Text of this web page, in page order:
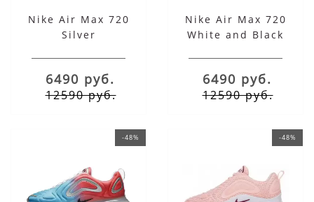
Nike Air Max 720
Silver
6490 руб.
12590 руб.
Nike Air Max 720
White and Black
6490 руб.
12590 руб.
-48% -48%